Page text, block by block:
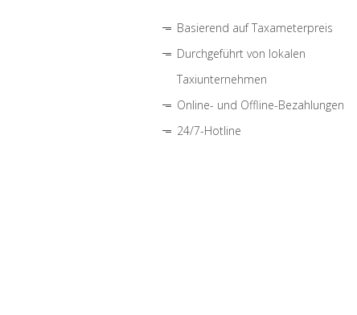
Basierend auf Taxameterpreis
Durchgeführt von lokalen
Taxiunternehmen
Online- und Offline-Bezahlungen
24/7-Hotline